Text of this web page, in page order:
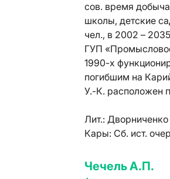
сов. время добыча
школы, детские
чел., в 2002 –
ГУП
1990-х
погибшим на
У.-К. расположен
Лит.:
Кары: Сб. ист.
Чечель А.П.